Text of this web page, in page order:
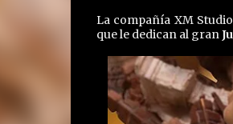
La compañía XM
que le dedican al gran